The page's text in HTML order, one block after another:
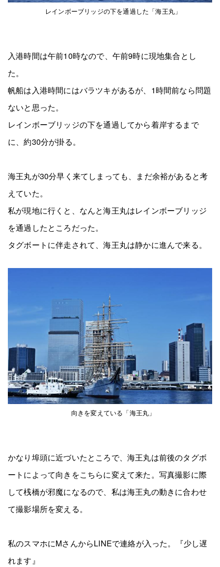
レインボーブリッジの下を通過した「海王丸」
入港時間は午前10時なので、午前9時に現地集合とし
た。
帆船は入港時間にはバラツキがあるが、1時間前なら問題
ないと思った。
レインボーブリッジの下を通過してから着岸するまで
に、約30分が掛る。
海王丸が30分早く来てしまっても、まだ余裕があると考
えていた。
私が現地に行くと、なんと海王丸はレインボーブリッジ
を通過したところだった。
タグボートに伴走されて、海王丸は静かに進んで来る。
向きを変えている「海王丸」
かなり埠頭に近づいたところで、海王丸は前後のタグボ
ートによって向きをこちらに変えて来た。写真撮影に際
して桟橋が邪魔になるので、私は海王丸の動きに合わせ
て撮影場所を変える。
私のスマホにMさんからLINEで連絡が入った。『少し遅
れます』